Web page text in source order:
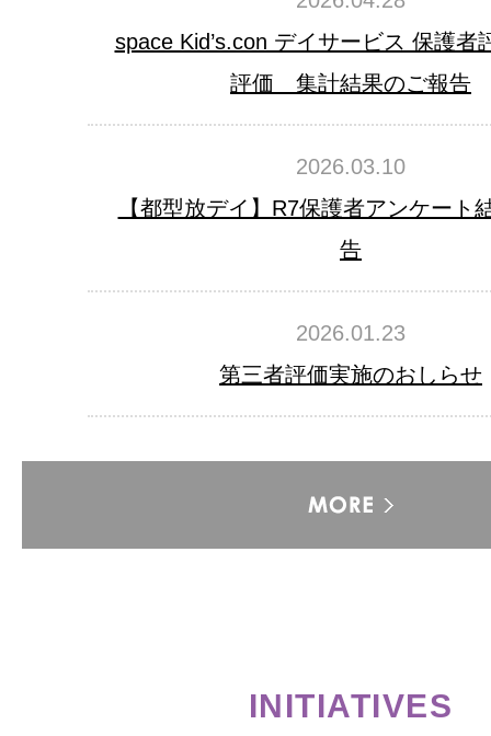
space Kid’s.con デイサービス 保護者
評価 集計結果のご報告
2026.03.10
【都型放デイ】R7保護者アンケート
告
2026.01.23
第三者評価実施のおしらせ
INITIATIVES